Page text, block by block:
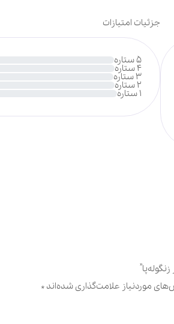
جزئیات امتیازات
5 ستاره
4 ستاره
3 ستاره
2 ستاره
1 ستاره
موردنیاز علامت‌گذاری شده‌اند *